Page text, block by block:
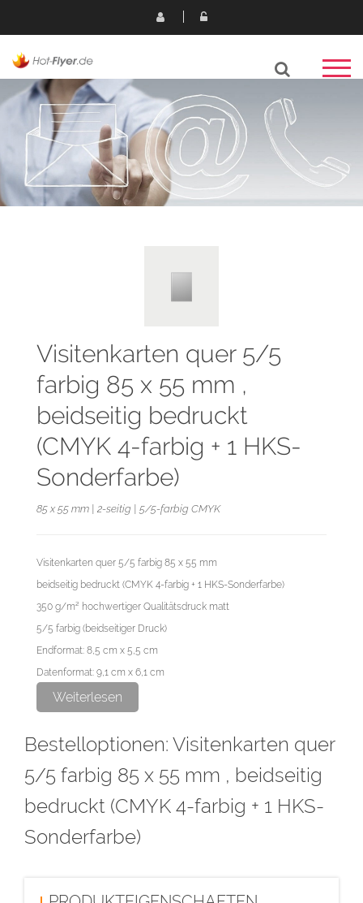
Visitenkarten quer 5/5
farbig 85 x 55 mm ,
beidseitig bedruckt
(CMYK 4-farbig + 1 HKS-
Sonderfarbe)
85 x 55 mm | 2-seitig | 5/5-farbig CMYK
Visitenkarten quer 5/5 farbig 85 x 55 mm
beidseitig bedruckt (CMYK 4-farbig + 1 HKS-Sonderfarbe)
350 g/m² hochwertiger Qualitätsdruck matt
5/5 farbig (beidseitiger Druck)
Endformat: 8,5 cm x 5,5 cm
Datenformat: 9,1 cm x 6,1 cm
Weiterlesen
Bestelloptionen: Visitenkarten quer
5/5 farbig 85 x 55 mm , beidseitig
bedruckt (CMYK 4-farbig + 1 HKS-
Sonderfarbe)